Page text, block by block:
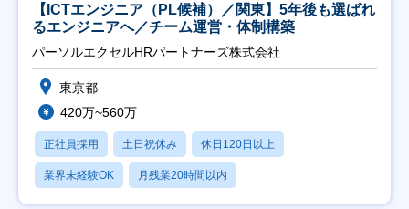
【ICTエンジニア（PL候補）／関東】5年後も選ばれ
るエンジニアへ／チーム運営・体制構築
パーソルエクセルHRパートナーズ株式会社
東京都
420万~560万
正社員採用 土日祝休み 休日120日以上
業界未経験OK 月残業20時間以内